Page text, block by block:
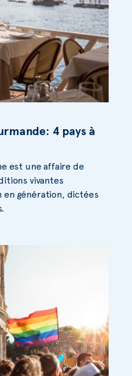
4 pays à
est une affaire de
vivantes
en génération, dictées